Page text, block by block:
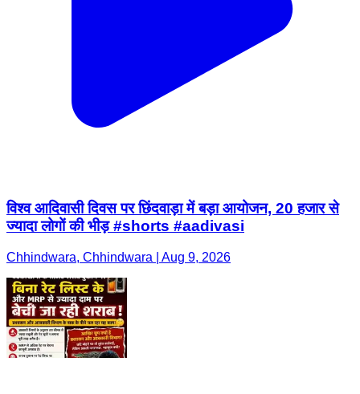
विश्व आदिवासी दिवस पर छिंदवाड़ा में बड़ा आयोजन, 20 हजार से
ज्यादा लोगों की भीड़ #shorts #aadivasi
Chhindwara, Chhindwara | Aug 9, 2026